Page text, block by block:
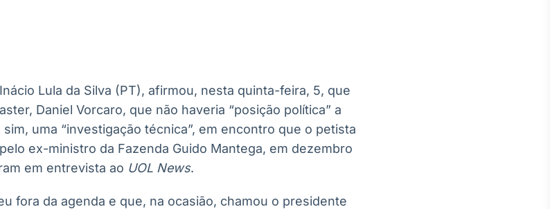
BroadFast
Em breve
Gestão de
Investimentos
Em breve
Tokenização
de ativos
Em breve
Crédito
Em breve
Lula da Silva (PT), afirmou, nesta quinta-feira, 5, que
Daniel Vorcaro, que não haveria “posição política” a
uma “investigação técnica”, em encontro que o petista
ex-ministro da Fazenda Guido Mantega, em dezembro
em entrevista ao UOL News.
fora da agenda e que, na ocasião, chamou o presidente